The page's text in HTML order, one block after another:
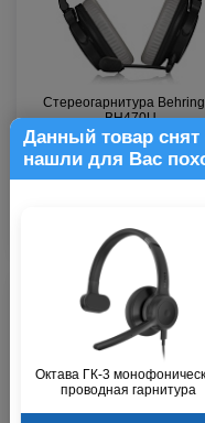
Данный товар
нашли для Вас
Октава ГК-3
проводная гарнитура
Стереогарнитура
BH470U
В наличии